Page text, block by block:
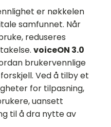
er nøkkelen
samfunnet. Når
reduseres
voiceON 3.0
brukervennlige
Ved å tilby et
for tilpasning,
uansett
til å dra nytte av